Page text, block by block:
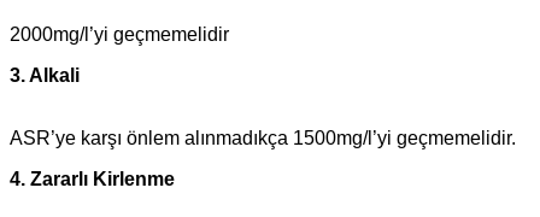
2000mg/l’yi geçmemelidir
3. Alkali
ASR’ye karşı önlem alınmadıkça 1500mg/l’yi geçmemelidir.
4. Zararlı Kirlenme